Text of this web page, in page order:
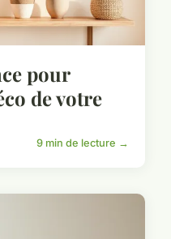
pour
de votre
9 min de lecture →